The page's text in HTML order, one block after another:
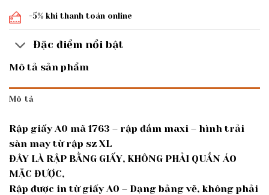
-5% khi thanh toán online
Đặc điểm nổi bật
Mô tả sản phẩm
Mô tả
Rập giấy A0 mã 1763 – rập đầm maxi – hình trải
sàn may từ rập sz XL
ĐÂY LÀ RẬP BẰNG GIẤY, KHÔNG PHẢI QUẦN ÁO
MẶC ĐƯỢC,
Rập được in từ giấy A0 – Dạng bảng vẽ, không phải